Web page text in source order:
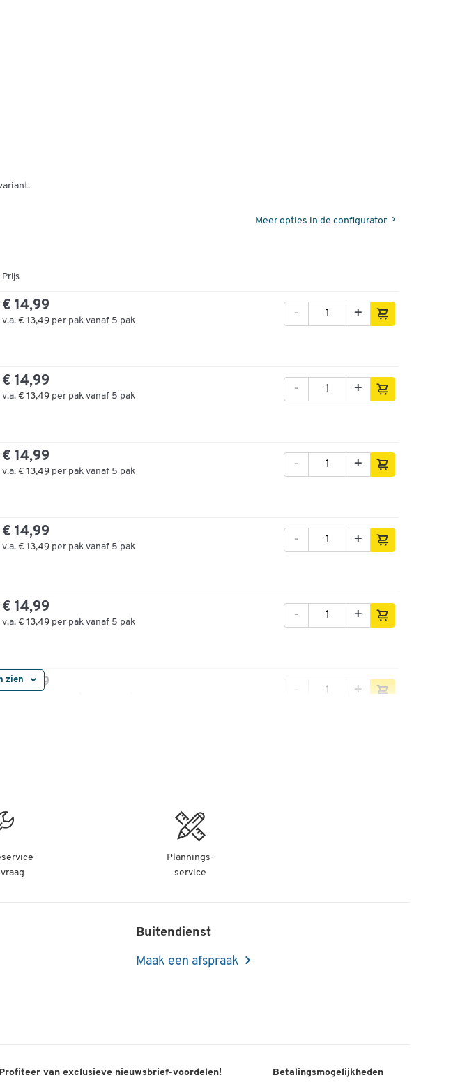
Meer opties in de configurator
Prijs
€ 14,99
v.a. € 13,49 per pak vanaf 5 pak
+
-
€ 14,99
v.a. € 13,49 per pak vanaf 5 pak
+
-
€ 14,99
v.a. € 13,49 per pak vanaf 5 pak
+
-
€ 14,99
v.a. € 13,49 per pak vanaf 5 pak
+
-
€ 14,99
v.a. € 13,49 per pak vanaf 5 pak
+
-
€ 14,99 +
zien
Plannings-
service
Buitendienst
Maak een afspraak
Profiteer van exclusieve nieuwsbrief-voordelen! Betalingsmogelijkheden